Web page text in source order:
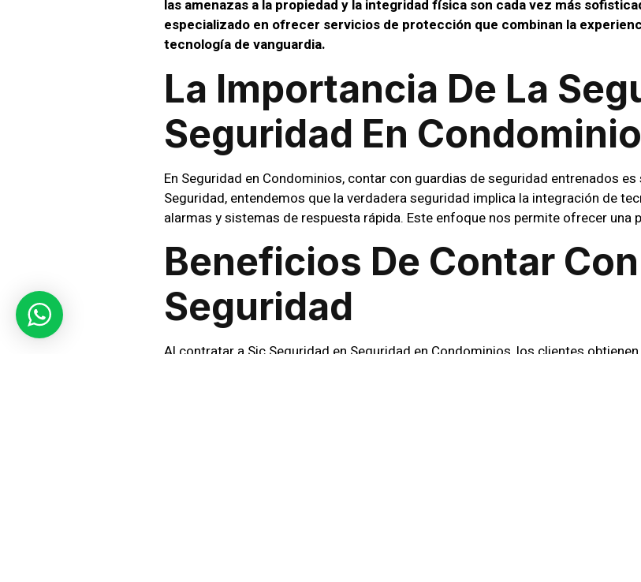
las amenazas a la propiedad y la integridad física son cada vez más
especializado en ofrecer servicios de protección que combinan la
tecnología de vanguardia.
La Importancia De La
Seguridad En
En Seguridad en Condominios, contar con guardias de seguridad entrenados
Seguridad, entendemos que la verdadera seguridad implica la integración de
alarmas y sistemas de respuesta rápida. Este enfoque nos permite ofrecer
Beneficios De Contar
Seguridad
Al contratar a Sic Seguridad en Seguridad en Condominios, los clientes